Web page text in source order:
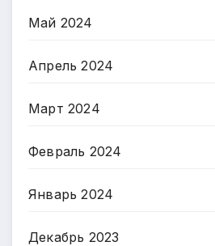
Май 2024
Апрель 2024
Март 2024
Февраль 2024
Январь 2024
Декабрь 2023